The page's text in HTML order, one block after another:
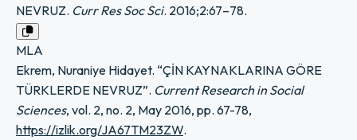
NEVRUZ. Curr Res Soc Sci. 2016;2:67–78.
MLA
Ekrem, Nuraniye Hidayet. “ÇİN KAYNAKLARINA GÖRE
TÜRKLERDE NEVRUZ”. Current Research in Social
Sciences, vol. 2, no. 2, May 2016, pp. 67-78,
https://izlik.org/JA67TM23ZW.